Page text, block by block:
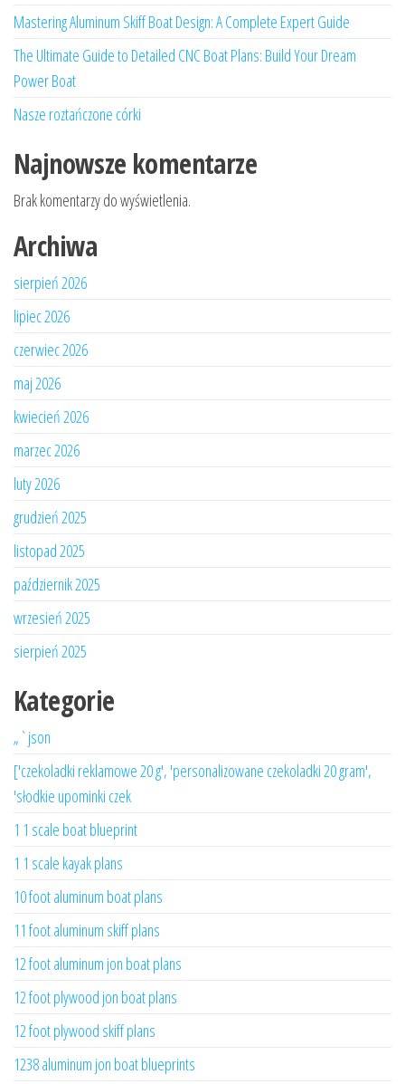
Mastering Aluminum Skiff Boat Design: A Complete Expert Guide
The Ultimate Guide to Detailed CNC Boat Plans: Build Your Dream
Power Boat
Nasze roztańczone córki
Najnowsze komentarze
Brak komentarzy do wyświetlenia.
Archiwa
sierpień 2026
lipiec 2026
czerwiec 2026
maj 2026
kwiecień 2026
marzec 2026
luty 2026
grudzień 2025
listopad 2025
październik 2025
wrzesień 2025
sierpień 2025
Kategorie
„`json
['czekoladki reklamowe 20 g', 'personalizowane czekoladki 20 gram',
'słodkie upominki czek
1 1 scale boat blueprint
1 1 scale kayak plans
10 foot aluminum boat plans
11 foot aluminum skiff plans
12 foot aluminum jon boat plans
12 foot plywood jon boat plans
12 foot plywood skiff plans
1238 aluminum jon boat blueprints